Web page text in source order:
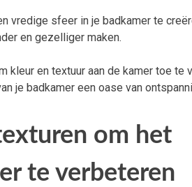
vredige sfeer in je badkamer te
en gezelliger maken.
kleur en textuur aan de kamer toe te
je badkamer een oase van
om het
te verbeteren